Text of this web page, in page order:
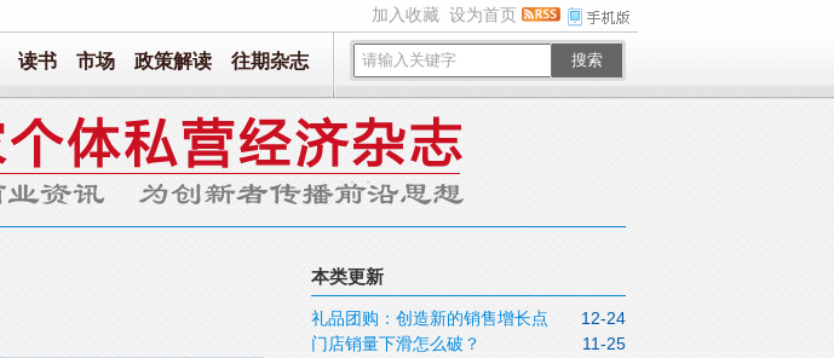
加入收藏 设为首页
搜索
读书 市场 政策解读 往期杂志
本类更新
12-24
礼品团购：创造新的销售增长点
11-25
门店销量下滑怎么破？